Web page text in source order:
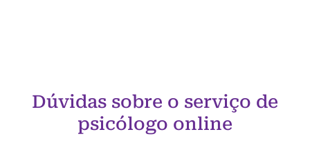
Dúvidas sobre o serviço de
psicólogo online